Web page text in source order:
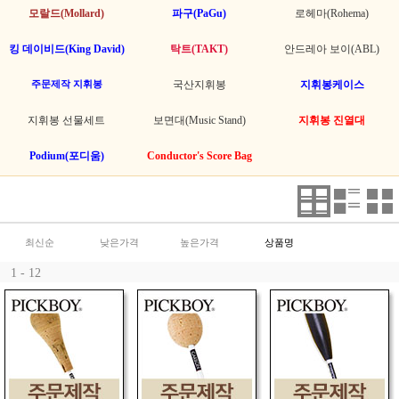
모랄드(Mollard) 파구(PaGu) 로헤마(Rohema)
킹 데이비드(King David) 탁트(TAKT) 안드레아 보이(ABL)
주문제작 지휘봉 국산지휘봉 지휘봉케이스
지휘봉 선물세트 보면대(Music Stand) 지휘봉 진열대
Podium(포디움) Conductor's Score Bag
최신순 낮은가격 높은가격 상품명
1 - 12